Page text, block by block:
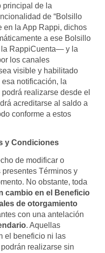
principal de la
de “Bolsillo
en la App Rappi, dichos
a ese Bolsillo
RappiCuenta— y la
los canales
visible y habilitado
notificación, la
realizarse desde el
acreditarse al saldo a
conforme a estos
y Condiciones
de modificar o
Términos y
No obstante, toda
cambio en el Beneficio
de otorgamiento
con una antelación
. Aquellas
el beneficio ni las
realizarse sin